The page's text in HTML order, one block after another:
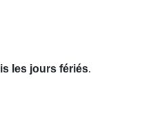
les jours fériés.